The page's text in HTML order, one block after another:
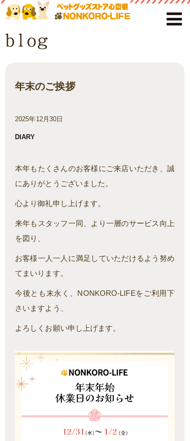
年末のご挨拶
2025年12月30日
DIARY
本年もたくさんのお客様にご来店いただき、誠
にありがとうございました。
心より御礼申し上げます。
来年もスタッフ一同、より一層のサービス向上
を図り、
お客様一人一人に満足していただけるよう努め
てまいります。
今後とも末永く、NONKORO-LIFEをご利用下
さいますよう、
よろしくお願い申し上げます。